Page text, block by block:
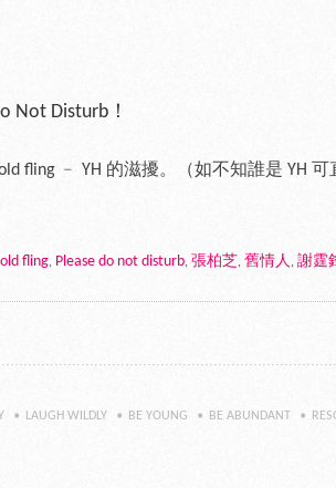
Not Disturb！
fling ﹣ YH 的滋擾。（如不知誰是 YH
old fling, Please do not disturb, 張柏芝, 舊情人, 謝霆
LAUGH WILDLY BE YOUNG BE ABUNDANT